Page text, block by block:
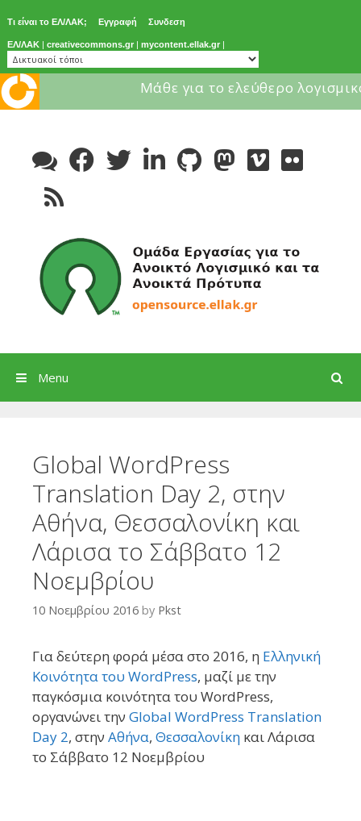
Τι είναι το ΕΛ/ΛΑΚ; Εγγραφή Συνδεση
ΕΛ/ΛΑΚ | creativecommons.gr | mycontent.ellak.gr |
Μάθε για το ελεύθερο
content
Search
Menu
Global WordPress
Translation Day 2, στην
Αθήνα, Θεσσαλονίκη και
Λάρισα το Σάββατο 12
Νοεμβρίου
10 Νοεμβρίου 2016 by Pkst
Για δεύτερη φορά μέσα στο 2016, η Ελληνική
Κοινότητα του WordPress, μαζί με την
παγκόσμια κοινότητα του WordPress,
οργανώνει την Global WordPress Translation
Day 2, στην Αθήνα, Θεσσαλονίκη και Λάρισα
το Σάββατο 12 Νοεμβρίου